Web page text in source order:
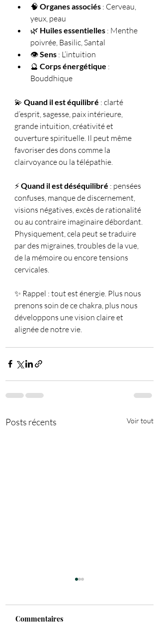
🧠 Organes associés : Cerveau,
yeux, peau
🌿 Huiles essentielles : Menthe
poivrée, Basilic, Santal
👁️ Sens : L’intuition
🔮 Corps énergétique :
Bouddhique
💫 Quand il est équilibré : clarté
d’esprit, sagesse, paix intérieure,
grande intuition, créativité et
ouverture spirituelle. Il peut même
favoriser des dons comme la
clairvoyance ou la télépathie.
⚡ Quand il est déséquilibré : pensées
confuses, manque de discernement,
visions négatives, excès de rationalité
ou au contraire imaginaire débordant.
Physiquement, cela peut se traduire
par des migraines, troubles de la vue,
de la mémoire ou encore tensions
cervicales.
✨ Rappel : tout est énergie. Plus nous
prenons soin de ce chakra, plus nous
développons une vision claire et
alignée de notre vie.
Posts récents Voir tout
Commentaires